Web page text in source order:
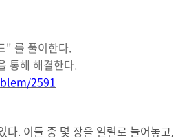
" 를 풀이한다.
통해 해결한다.
2591
다. 이들 중 몇 장을 일렬로 늘어놓